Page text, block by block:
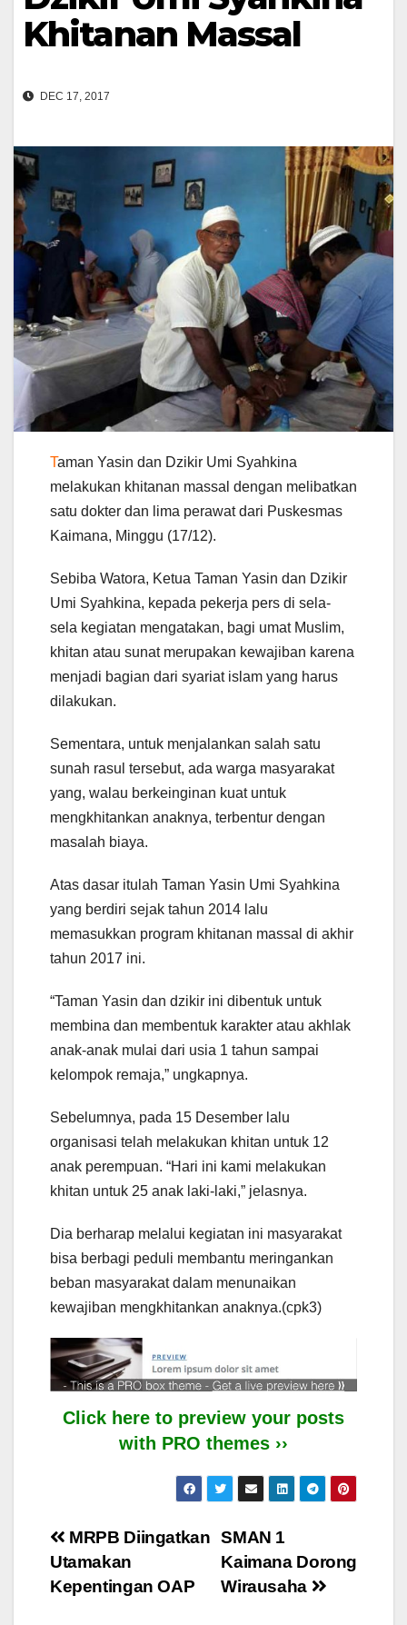
Khitanan Massal
DEC 17, 2017
Taman Yasin dan Dzikir Umi Syahkina
melakukan khitanan massal dengan melibatkan
satu dokter dan lima perawat dari Puskesmas
Kaimana, Minggu (17/12).
Sebiba Watora, Ketua Taman Yasin dan Dzikir
Umi Syahkina, kepada pekerja pers di sela-
sela kegiatan mengatakan, bagi umat Muslim,
khitan atau sunat merupakan kewajiban karena
menjadi bagian dari syariat islam yang harus
dilakukan.
Sementara, untuk menjalankan salah satu
sunah rasul tersebut, ada warga masyarakat
yang, walau berkeinginan kuat untuk
mengkhitankan anaknya, terbentur dengan
masalah biaya.
Atas dasar itulah Taman Yasin Umi Syahkina
yang berdiri sejak tahun 2014 lalu
memasukkan program khitanan massal di akhir
tahun 2017 ini.
“Taman Yasin dan dzikir ini dibentuk untuk
membina dan membentuk karakter atau akhlak
anak-anak mulai dari usia 1 tahun sampai
kelompok remaja,” ungkapnya.
Sebelumnya, pada 15 Desember lalu
organisasi telah melakukan khitan untuk 12
anak perempuan. “Hari ini kami melakukan
khitan untuk 25 anak laki-laki,” jelasnya.
Dia berharap melalui kegiatan ini masyarakat
bisa berbagi peduli membantu meringankan
beban masyarakat dalam menunaikan
kewajiban mengkhitankan anaknya.(cpk3)
Click here to preview your posts
with PRO themes ››
Post
navigation
SMAN 1
Kaimana Dorong
Wirausaha
MRPB Diingatkan
Utamakan
Kepentingan OAP